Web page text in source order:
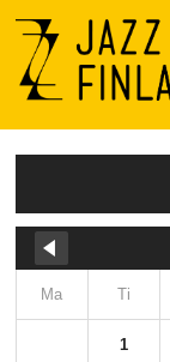
Menu
Ma Ti
1